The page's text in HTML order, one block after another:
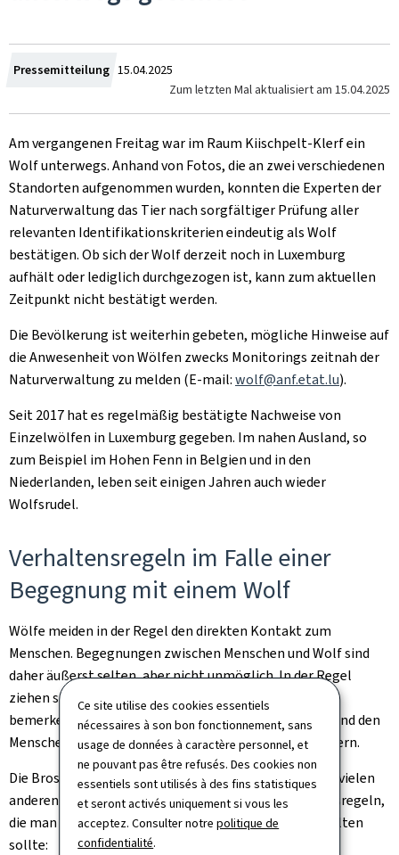
Ce site utilise des cookies essentiels
nécessaires à son bon fonctionnement, sans
usage de données à caractère personnel, et
ne pouvant pas être refusés. Des cookies non
essentiels sont utilisés à des fins statistiques
et seront activés uniquement si vous les
acceptez. Consulter notrepolitique de
confidentialité.
Pressemitteilung Crée
15.04.2025
Zum letzten Mal aktualisiert am 15.04.2025
Am vergangenen Freitag war im Raum Kiischpelt-Klerf ein
Wolf unterwegs. Anhand von Fotos, die an zwei verschiedenen
Standorten aufgenommen wurden, konnten die Experten der
Naturverwaltung das Tier nach sorgfältiger Prüfung aller
relevanten Identifikationskriterien eindeutig als Wolf
bestätigen. Ob sich der Wolf derzeit noch in Luxemburg
aufhält oder lediglich durchgezogen ist, kann zum aktuellen
Zeitpunkt nicht bestätigt werden.
Die Bevölkerung ist weiterhin gebeten, mögliche Hinweise auf
die Anwesenheit von Wölfen zwecks Monitorings zeitnah der
Naturverwaltung zu melden (E-mail:wolf@anf.etat.lu).
Seit 2017 hat es regelmäßig bestätigte Nachweise von
Einzelwölfen in Luxemburg gegeben. Im nahen Ausland, so
zum Beispiel im Hohen Fenn in Belgien und in den
Niederlanden, leben seit einigen Jahren auch wieder
Wolfsrudel.
Verhaltensregeln im Falle einer
Begegnung mit einem Wolf
Wölfe meiden in der Regel den direkten Kontakt zum
Menschen. Begegnungen zwischen Menschen und Wolf sind
daher äußerst selten, aber nicht unmöglich. In der Regel
ziehen sich Wölfe zurück, sobald sie einen Menschen
bemerken, können aber durchaus auch neugierig sein und den
Menschen vor dem Rückzug erst einmal genauer mustern.
Die Broschüre "Wölfe in Luxemburg?" erläutert neben vielen
anderen Informationen über den Wolf auch Verhaltensregeln,
die man im Falle einer Begegnung mit dem Wolf einhalten
sollte: